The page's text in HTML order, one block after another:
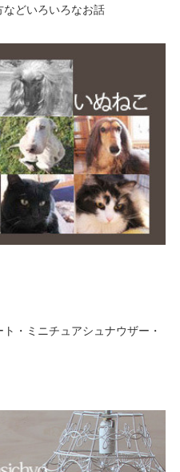
どいろいろなお話
・ミニチュアシュナウザー・